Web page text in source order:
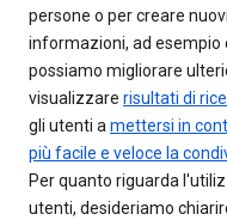
persone o per creare
informazioni, ad esempio
possiamo migliorare
visualizzare risultati di
gli utenti amettersi in
più facile e veloce la
Per quanto riguarda
utenti, desideriamo